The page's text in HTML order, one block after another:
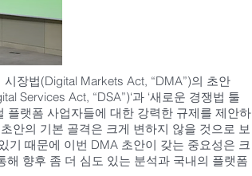
장법(Digital Markets Act, “DMA”)의 초안
Services Act, “DSA”)‘과 ‘새로운 경쟁법 툴
플랫폼 사업자들에 대한 강력한 규제를 제안하
안의 기본 골격은 크게 변하지 않을 것으로 보
기 때문에 이번 DMA 초안이 갖는 중요성은 크
향후 좀 더 심도 있는 분석과 국내의 플랫폼